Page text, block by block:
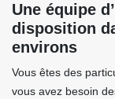
Une équipe
disposition
environs
Vous êtes des
vous avez besoin